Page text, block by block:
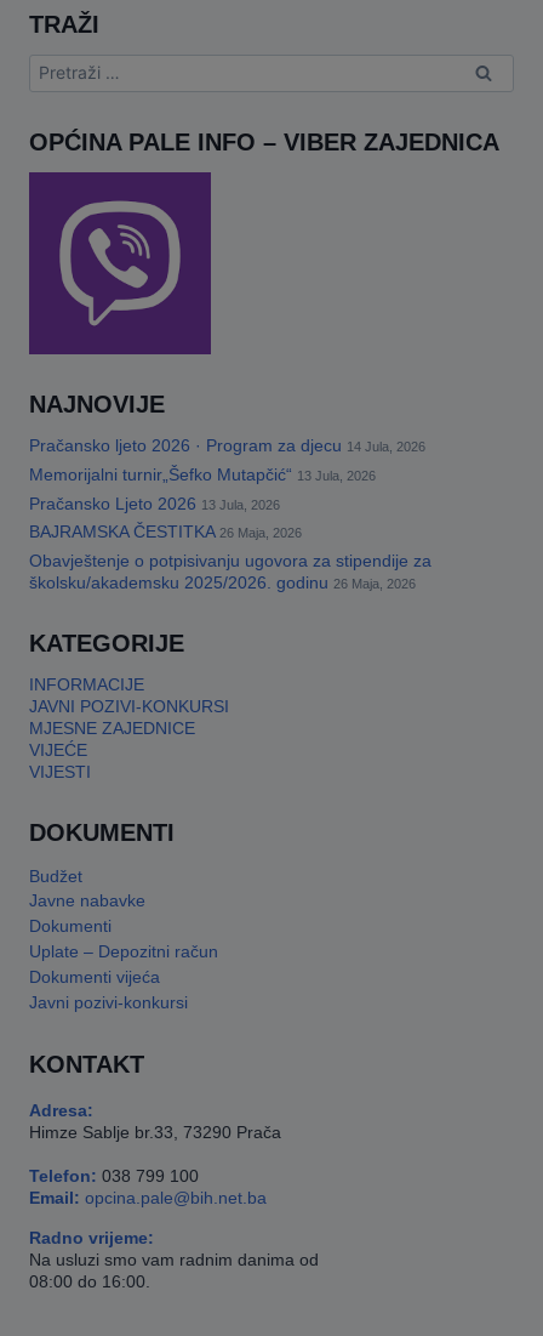
TRAŽI
Pretraga:
OPĆINA PALE INFO – VIBER ZAJEDNICA
NAJNOVIJE
Pračansko ljeto 2026 · Program za djecu 14 Jula, 2026
Memorijalni turnir„Šefko Mutapčić“ 13 Jula, 2026
Pračansko Ljeto 2026 13 Jula, 2026
BAJRAMSKA ČESTITKA 26 Maja, 2026
Obavještenje o potpisivanju ugovora za stipendije za
školsku/akademsku 2025/2026. godinu 26 Maja, 2026
KATEGORIJE
INFORMACIJE
JAVNI POZIVI-KONKURSI
MJESNE ZAJEDNICE
VIJEĆE
VIJESTI
DOKUMENTI
Budžet
Javne nabavke
Dokumenti
Uplate – Depozitni račun
Dokumenti vijeća
Javni pozivi-konkursi
KONTAKT
Adresa:
Himze Sablje br.33, 73290 Prača
Telefon: 038 799 100
Email: opcina.pale@bih.net.ba
Radno vrijeme:
Na usluzi smo vam radnim danima od
08:00 do 16:00.